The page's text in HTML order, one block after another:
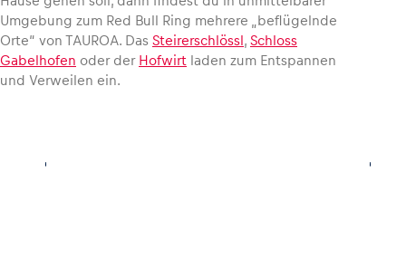
Umgebung zum Red Bull Ring mehrere „beflügelnde
Orte“ von TAUROA. Das Steirerschlössl, Schloss
Gabelhofen oder der Hofwirt laden zum Entspannen
und Verweilen ein.